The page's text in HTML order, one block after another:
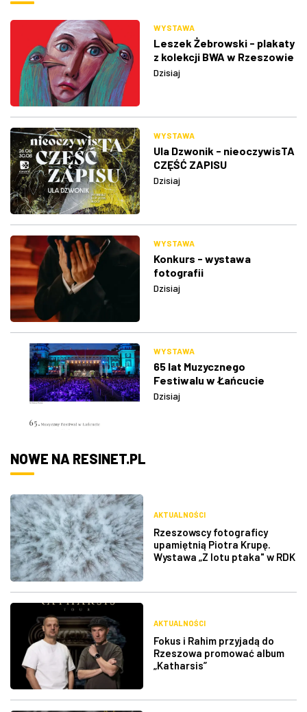
WYSTAWA
Leszek Żebrowski - plakaty
z kolekcji BWA w Rzeszowie
Dzisiaj
WYSTAWA
Ula Dzwonik - nieoczywisTA
CZĘŚĆ ZAPISU
Dzisiaj
WYSTAWA
Konkurs - wystawa
fotografii
Dzisiaj
WYSTAWA
65 lat Muzycznego
Festiwalu w Łańcucie
Dzisiaj
NOWE NA RESINET.PL
AKTUALNOŚCI
Rzeszowscy fotograficy
upamiętnią Piotra Krupę.
Wystawa „Z lotu ptaka" w RDK
AKTUALNOŚCI
Fokus i Rahim przyjadą do
Rzeszowa promować album
„Katharsis”